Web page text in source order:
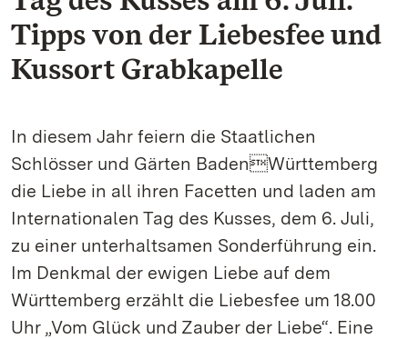
Tipps von der Liebesfee und
Kussort Grabkapelle
In diesem Jahr feiern die Staatlichen
Schlösser und Gärten BadenWürttemberg
die Liebe in all ihren Facetten und laden am
Internationalen Tag des Kusses, dem 6. Juli,
zu einer unterhaltsamen Sonderführung ein.
Im Denkmal der ewigen Liebe auf dem
Württemberg erzählt die Liebesfee um 18.00
Uhr „Vom Glück und Zauber der Liebe“. Eine